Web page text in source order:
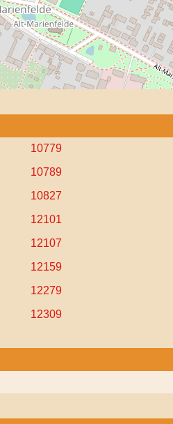
10779
10789
10827
12101
12107
12159
12279
12309